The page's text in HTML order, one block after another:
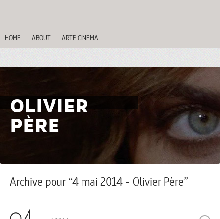
HOME ABOUT ARTE CINEMA
OLIVIER
PÈRE
Archive pour “4 mai 2014 - Olivier Père”